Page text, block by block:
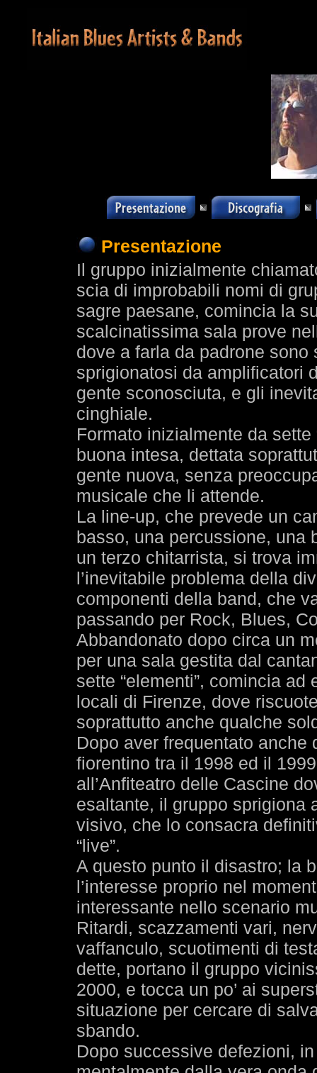
Presentazione
Il gruppo inizialmente
scia di improbabili nomi di
sagre paesane, comincia la
scalcinatissima sala prove
dove a farla da padrone
sprigionatosi da amplificatori
gente sconosciuta, e gli
cinghiale.
Formato inizialmente da sette
buona intesa, dettata
gente nuova, senza
musicale che li attende.
La line-up, che prevede un
basso, una percussione, una
un terzo chitarrista, si trova
l’inevitabile problema della
componenti della band, che
passando per Rock, Blues,
Abbandonato dopo circa un
per una sala gestita dal
sette “elementi”, comincia
locali di Firenze, dove
soprattutto anche qualche
Dopo aver frequentato anche
fiorentino tra il 1998 ed il
all’Anfiteatro delle Cascine
esaltante, il gruppo sprigiona
visivo, che lo consacra
“live”.
A questo punto il disastro; la
l’interesse proprio nel
interessante nello scenario
Ritardi, scazzamenti vari,
vaffanculo, scuotimenti di
dette, portano il gruppo
2000, e tocca un po’ ai
situazione per cercare di
sbando.
Dopo successive defezioni,